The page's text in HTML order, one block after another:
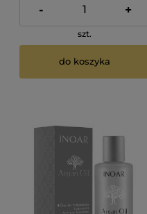
- +
szt.
do koszyka